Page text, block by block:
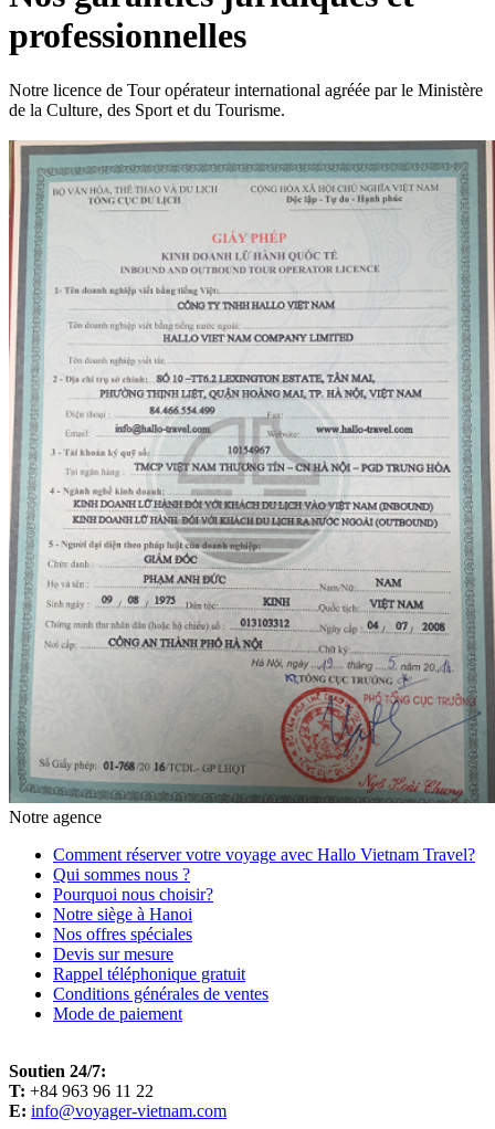
professionnelles
Notre licence de Tour opérateur international agréée par le Ministère
de la Culture, des Sport et du Tourisme.
Notre agence
Comment réserver votre voyage avec Hallo Vietnam Travel?
Qui sommes nous ?
Pourquoi nous choisir?
Notre siège à Hanoi
Nos offres spéciales
Devis sur mesure
Rappel téléphonique gratuit
Conditions générales de ventes
Mode de paiement
Soutien 24/7:
T: +84 963 96 11 22
E: info@voyager-vietnam.com